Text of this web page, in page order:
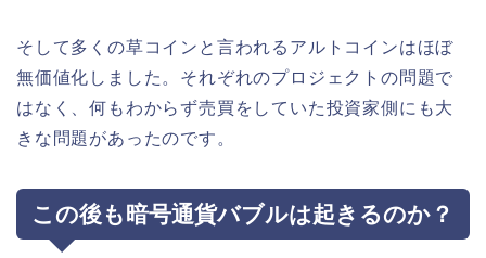
そして多くの草コインと言われるアルトコインはほぼ
無価値化しました。それぞれのプロジェクトの問題で
はなく、何もわからず売買をしていた投資家側にも大
きな問題があったのです。
この後も暗号通貨バブルは起きるのか？